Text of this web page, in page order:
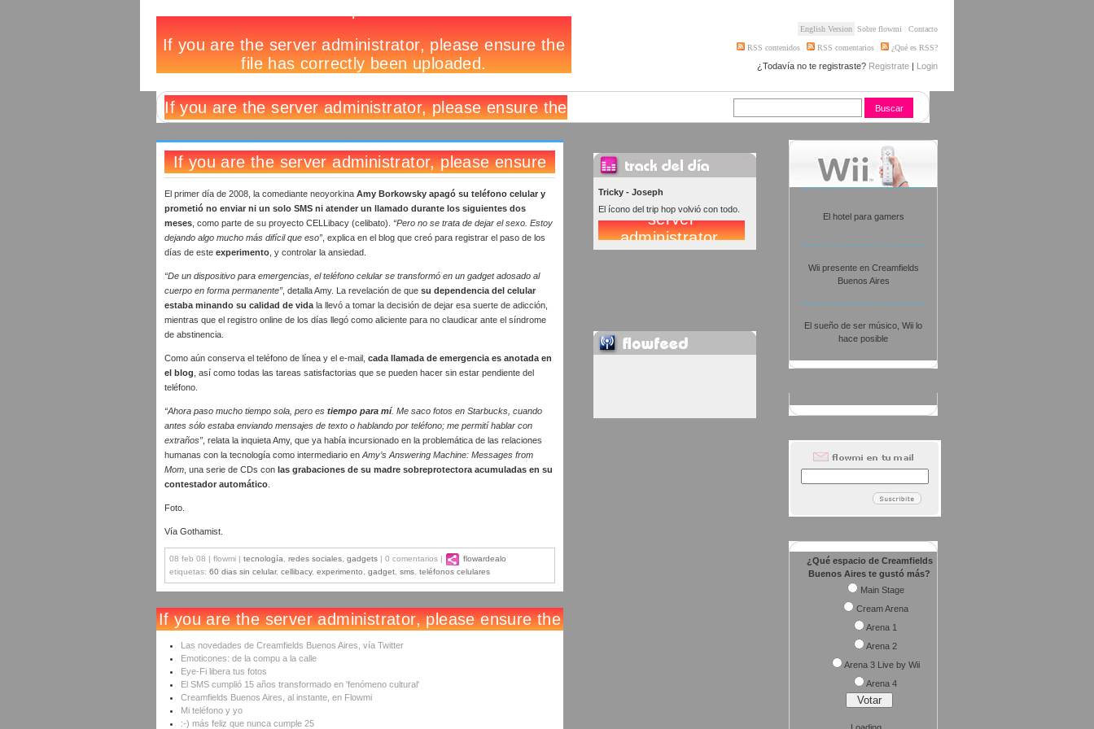
English Version Sobre flowmi Contacto
RSS contenidos RSS comentarios ¿Qué es RSS?
¿Todavía no te registraste? Registrate | Login
El primer día de 2008, la comediante neoyorkina Amy Borkowsky apagó su teléfono celular y
prometió no enviar ni un solo SMS ni atender un llamado durante los siguientes dos
meses , como parte de su proyecto CELLibacy (celibato). “Pero no se trata de dejar el sexo. Estoy
dejando algo mucho más difícil que eso” , explica en el blog que creó para registrar el paso de los
días de este experimento , y controlar la ansiedad.
“De un dispositivo para emergencias, el teléfono celular se transformó en un gadget adosado al
cuerpo en forma permanente” , detalla Amy. La revelación de que su dependencia del celular
estaba minando su calidad de vida la llevó a tomar la decisión de dejar esa suerte de adicción,
mientras que el registro online de los días llegó como aliciente para no claudicar ante el síndrome
de abstinencia.
Como aún conserva el teléfono de línea y el e-mail, cada llamada de emergencia es anotada en
el blog , así como todas las tareas satisfactorias que se pueden hacer sin estar pendiente del
teléfono.
“Ahora paso mucho tiempo sola, pero es tiempo para mí. Me saco fotos en Starbucks, cuando
antes sólo estaba enviando mensajes de texto o hablando por teléfono; me permití hablar con
extraños” , relata la inquieta Amy, que ya había incursionado en la problemática de las relaciones
humanas con la tecnología como intermediario en Amy’s Answering Machine: Messages from
Mom , una serie de CDs con las grabaciones de su madre sobreprotectora acumuladas en su
contestador automático
Foto.
Vía Gothamist.
08 feb 08 | flowmi | tecnología redes sociales gadgets | 0 comentarios |
flowardealo
etiquetas: 60 dias sin celular, cellibacy, experimento gadget sms teléfonos celulares
Las novedades de Creamfields Buenos Aires, vía Twitter
Emoticones: de la compu a la calle
Eye-Fi libera tus fotos
El SMS cumplió 15 años transformado en 'fenómeno cultural'
Creamfields Buenos Aires, al instante, en Flowmi
Mi teléfono y yo
:-) más feliz que nunca cumple 25
El hotel para gamers
Wii presente en Creamfields
Buenos Aires
El sueño de ser músico, Wii lo
hace posible
¿Qué espacio de Creamfields
Buenos Aires te gustó más?
Main Stage
Cream Arena
Arena 1
Arena 2
Arena 3 Live by Wii
Arena 4
Tricky - Joseph
El ícono del trip hop volvió con todo.